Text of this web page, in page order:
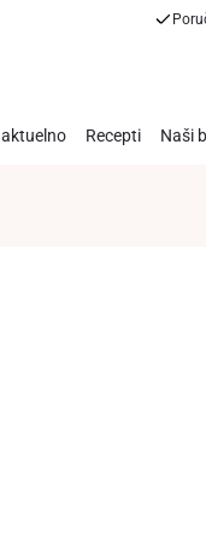
Recepti Naši